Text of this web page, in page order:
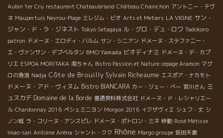
Aubin 1er Cru restaurent Chateaubriand Château Chainchon アントニー・テヴ
ネ Maupertuis Neyrou-Plage ミレジム・ビオ Arts et Metiers LA VIGNE サン・
ジャン・ド・ラ・ジネスト Tokyo Setagaya ル・グロ・デュ・ロワ Tadokoro
patron ドメーヌ・エロディ・バルム サン・シニアン ドメーヌ・ステファニー・
エ・ヴァンサン・デブベルタン BMO Yamada ビオディナミ ドメーヌ・デ・カプ
リエ ESPOA MORITAKA 南ちゃん Bistro Passion et Nature cepage Aramon マグ
ロの漁港 Nadja Côte de Brouilly Sylvain Richeaume エスポア・ナカモト
ドメーヌ・アド・ヴィヌム Bistro BIANCARA カー・ジェー・ベー 宮川さん ミ
ュスカデ Domaine de la Borde 豊通食料株式会社 ドメーヌ・ド・レシャリエー
ル Chardonnay 2016 ペシェミニヨン Morgon 2016 イクザヴィエ シェフ・丈 シ
ノン城 ラ・コリーヌ・アンスピレ ドメーヌ・ポトロン・ミネ 移動 Rosé Métisse
Imao-san Antoine Aréna シャント・クク Rhône Margo groupe 坂田夫妻